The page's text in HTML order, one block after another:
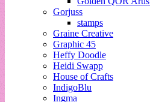
Gorjuss
stamps
Graine Creative
Graphic 45
Heffy Doodle
Heidi Swapp
House of Crafts
IndigoBlu
Ingma